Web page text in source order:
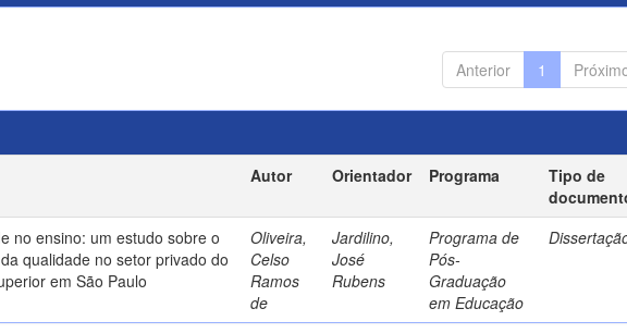
Anterior 1
Autor Orientador Programa
Tipo de
no ensino: um estudo sobre o
qualidade no setor privado do
em São Paulo
Oliveira,
Celso
Ramos
de
Jardilino,
José
Rubens
Programa de
Pós-
Graduação
em Educação